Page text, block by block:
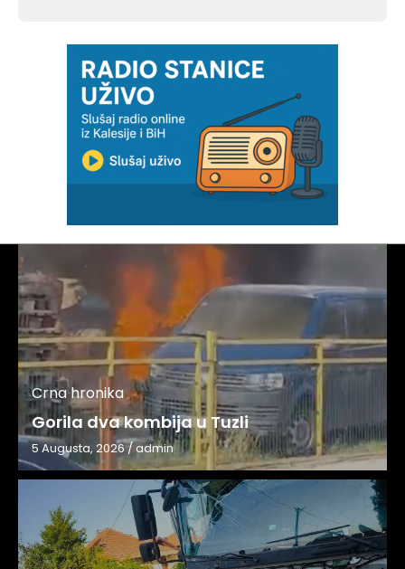
Crna hronika
Gorila dva kombija u Tuzli
5 Augusta, 2026/admin